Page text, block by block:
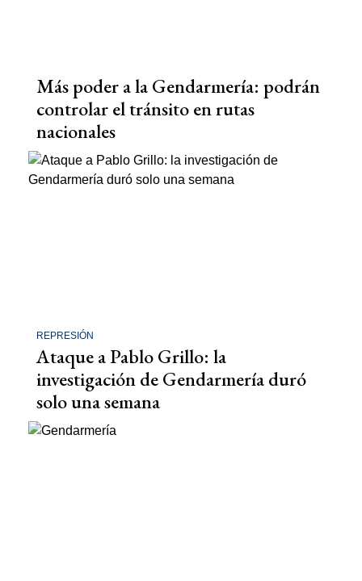
Más poder a la Gendarmería: podrán
controlar el tránsito en rutas
nacionales
REPRESIÓN
Ataque a Pablo Grillo: la
investigación de Gendarmería duró
solo una semana